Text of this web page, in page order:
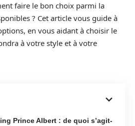
faire le bon choix parmi la
? Cet article vous guide à
en vous aidant à choisir le
à votre style et à votre
Prince Albert : de quoi s’agit-